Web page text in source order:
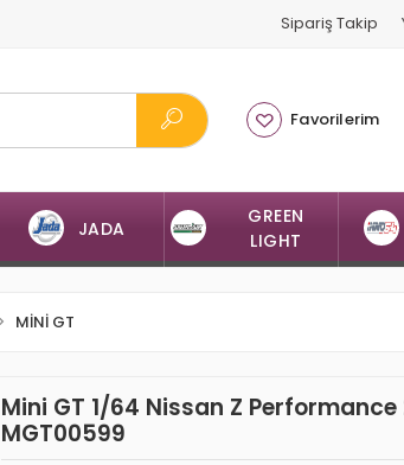
Sipariş Takip
Favorilerim
JADA
GREEN
LIGHT
MİNİ GT
Mini GT 1/64 Nissan Z
MGT00599